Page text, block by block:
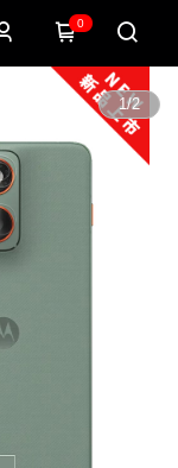
0
1/2